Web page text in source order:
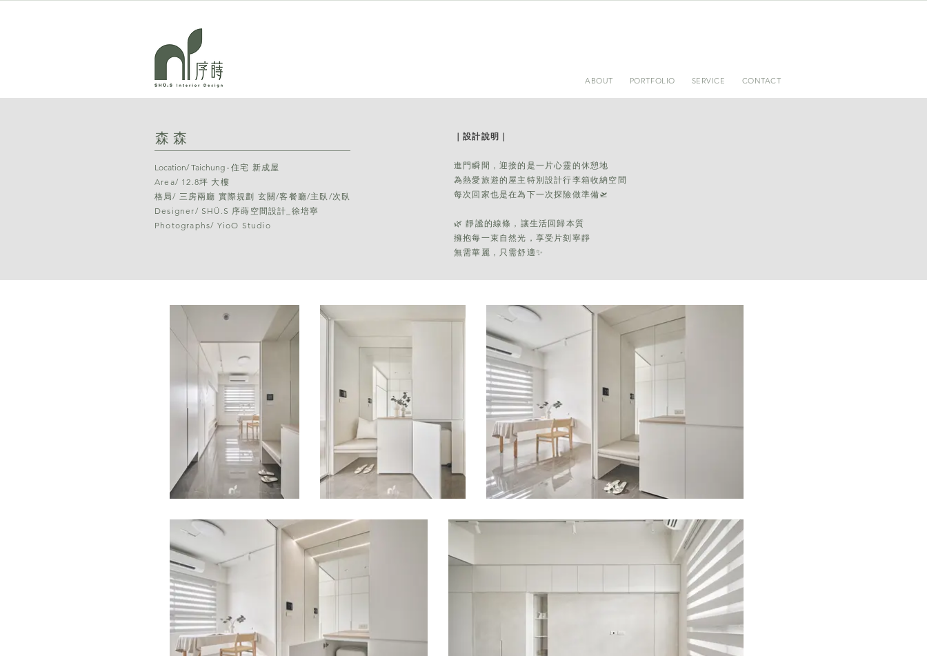
ABOUT PORTFOLIO SERVICE CONTACT
​森森
Location/ Taichung ‧​ 住宅 新成屋
Area/ 12.8坪 大樓
格局/ 三房兩廳 實際規劃 玄關/客餐廳/主臥/次臥
Designer/ SHÜ.S 序蒔空間設計_徐培寧
Photographs/ YioO Studio
｜設計說明｜​
進門瞬間，迎接的是一片心靈的休憩地
為熱愛旅遊的屋主特別設計行李箱收納空間
每次回家也是在為下一次探險做準備🛫
🌿 靜謐的線條，讓生活回歸本質
擁抱每一束自然光，享受片刻寧靜
無需華麗，只需舒適✨